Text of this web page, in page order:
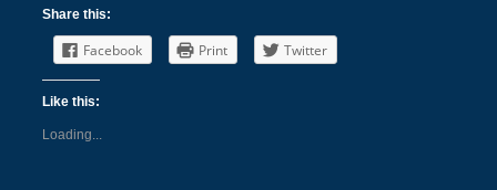
Share this:
Facebook Print Twitter
Like this:
Loading...